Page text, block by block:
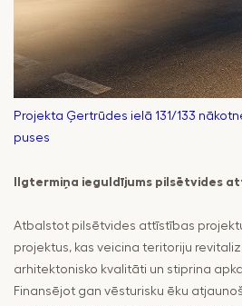
Projekta Ģertrūdes ielā 131/133
puses
Ilgtermiņa ieguldījums pilsētvides
Atbalstot pilsētvides attīstības
projektus, kas veicina teritoriju
arhitektonisko kvalitāti un stiprina
Finansējot gan vēsturisku ēku